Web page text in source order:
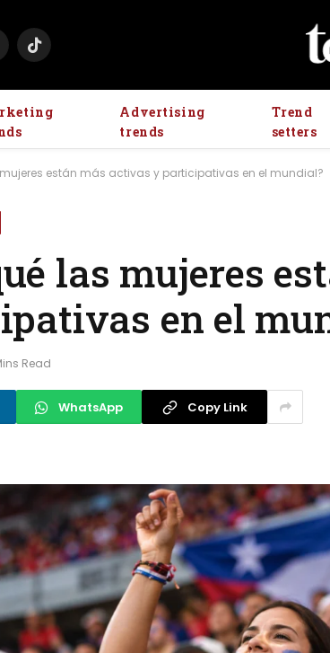
TikTok
Advertising
trends
Trend
setters
mujeres están más activas y participativas en el mundial?
las mujeres
en el
Read
WhatsApp Copy Link